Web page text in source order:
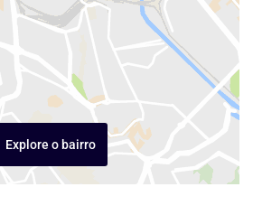
Explore o bairro